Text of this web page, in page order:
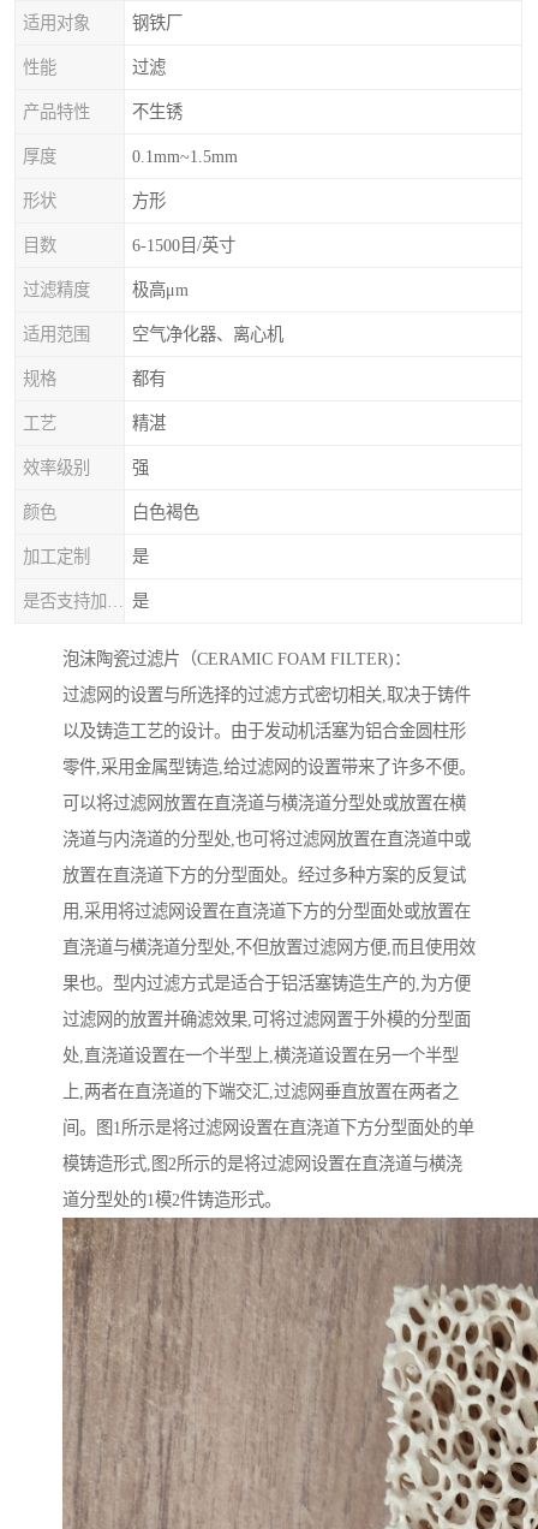
适用对象 钢铁厂
性能 过滤
产品特性 不生锈
厚度 0.1mm~1.5mm
形状 方形
目数 6-1500目/英寸
过滤精度 极高μm
适用范围 空气净化器、离心机
规格 都有
工艺 精湛
效率级别 强
颜色 白色褐色
加工定制 是
是
泡沫陶瓷过滤片（CERAMIC FOAM FILTER)：
过滤网的设置与所选择的过滤方式密切相关,取决于铸件
以及铸造工艺的设计。由于发动机活塞为铝合金圆柱形
零件,采用金属型铸造,给过滤网的设置带来了许多不便。
可以将过滤网放置在直浇道与横浇道分型处或放置在横
浇道与内浇道的分型处,也可将过滤网放置在直浇道中或
放置在直浇道下方的分型面处。经过多种方案的反复试
用,采用将过滤网设置在直浇道下方的分型面处或放置在
直浇道与横浇道分型处,不但放置过滤网方便,而且使用效
果也。型内过滤方式是适合于铝活塞铸造生产的,为方便
过滤网的放置并确滤效果,可将过滤网置于外模的分型面
处,直浇道设置在一个半型上,横浇道设置在另一个半型
上,两者在直浇道的下端交汇,过滤网垂直放置在两者之
间。图1所示是将过滤网设置在直浇道下方分型面处的单
模铸造形式,图2所示的是将过滤网设置在直浇道与横浇
道分型处的1模2件铸造形式。